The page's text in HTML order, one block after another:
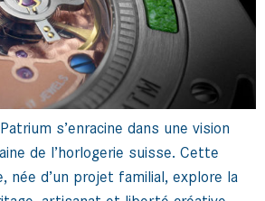
s’enracine dans une vision
de l’horlogerie suisse. Cette
née d’un projet familial, explore la